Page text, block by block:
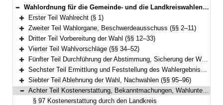
Bereich reduzieren
Wahlordnung für die Gemeinde- und die Landkreiswahlen (Gemeinde- und Landkreiswahlordnung – GLKrWO) Vom 7. November 2006 (GVBl. S. 852) BayRS 2021-1/2-1-I (§§ 1–103)
Bereich erweitern
Erster Teil Wahlrecht (§ 1)
Bereich erweitern
Zweiter Teil Wahlorgane, Beschwerdeausschuss (§§ 2–11)
Bereich erweitern
Dritter Teil Vorbereitung der Wahl (§§ 12–33)
Bereich erweitern
Vierter Teil Wahlvorschläge (§§ 34–52)
Bereich erweitern
Fünfter Teil Durchführung der Abstimmung, Sicherung der Wahlfreiheit, Briefwahl (§§ 53–78)
Bereich erweitern
Sechster Teil Ermittlung und Feststellung des Wahlergebnisses (§§ 79–94)
Bereich erweitern
Siebter Teil Ablehnung der Wahl, Nachwahlen (§§ 95–96)
Bereich reduzieren
Achter Teil Kostenerstattung, Bekanntmachungen, Wahlunterlagen (§§ 97–100)
§ 97 Kostenerstattung durch den Landkreis